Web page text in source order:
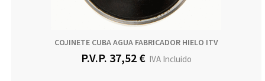
COJINETE CUBA AGUA FABRICADOR HIELO ITV
P.V.P. 37,52 €IVA Incluido